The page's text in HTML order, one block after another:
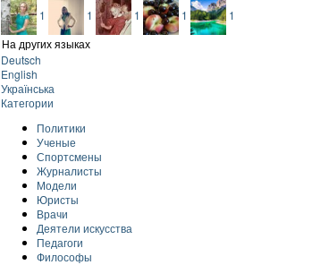
1 1 1 1
1
На других языках
Deutsch
English
Українська
Категории
Политики
Ученые
Спортсмены
Журналисты
Модели
Юристы
Врачи
Деятели искусства
Педагоги
Философы